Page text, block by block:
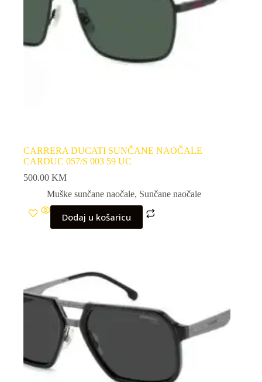
CARRERA DUCATI SUNČANE NAOČALE
CARDUC 057/S 003 59 UC
500.00 KM
Muške sunčane naočale, Sunčane naočale
Dodaj u košaricu